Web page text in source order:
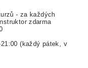
- za každých
zdarma
(každý pátek, v